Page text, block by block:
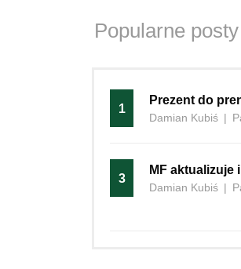
Popularne
1
Prezent do
Damian Kubiś |
3
MF aktualizuje
Damian Kubiś |